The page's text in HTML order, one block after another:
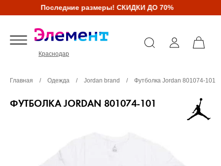
Последние размеры! СКИДКИ ДО 70%
Краснодар
Главная / Одежда / Jordan brand / Футболка Jordan 801074-101
ФУТБОЛКА JORDAN 801074-101